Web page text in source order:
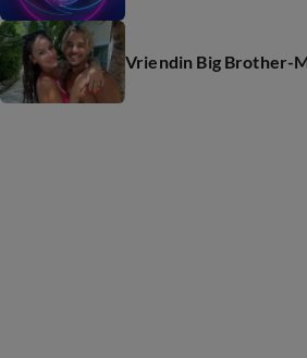
Vriendin Big Brother-